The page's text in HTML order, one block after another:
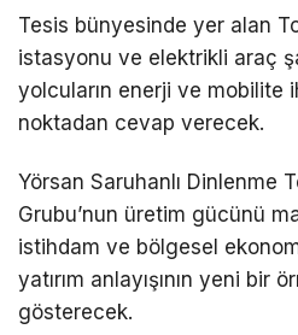
Tesis bünyesinde yer alan
istasyonu ve elektrikli araç
yolcuların enerji ve mobilite
noktadan cevap verecek.
Yörsan Saruhanlı Dinlenme
Grubu’nun üretim gücünü
istihdam ve bölgesel
yatırım anlayışının yeni bir
gösterecek.